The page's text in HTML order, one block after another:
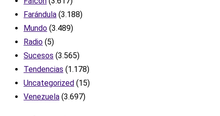
Farándula (3.188)
Mundo (3.489)
Radio (5)
Sucesos (3.565)
Tendencias (1.178)
Uncategorized (15)
Venezuela (3.697)